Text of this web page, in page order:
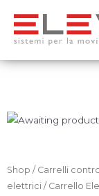
Shop / Carrelli
elettrici / Carrello